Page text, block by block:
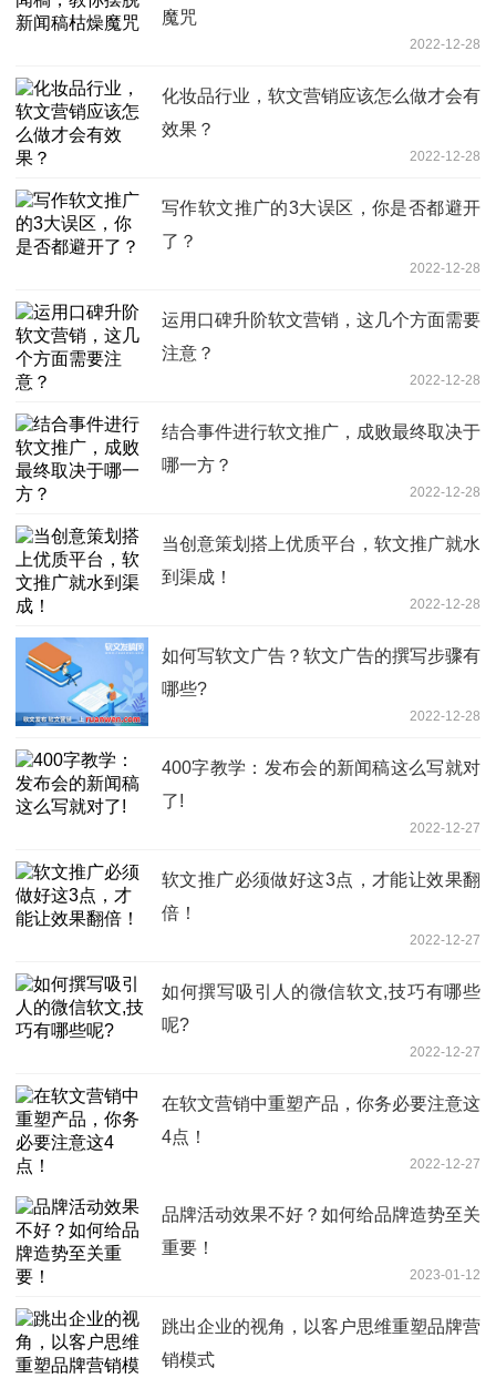
魔咒
2022-12-28
化妆品行业，软文营销应该怎么做才会有
效果？
2022-12-28
写作软文推广的3大误区，你是否都避开
了？
2022-12-28
运用口碑升阶软文营销，这几个方面需要
注意？
2022-12-28
结合事件进行软文推广，成败最终取决于
哪一方？
2022-12-28
当创意策划搭上优质平台，软文推广就水
到渠成！
2022-12-28
如何写软文广告？软文广告的撰写步骤有
哪些?
2022-12-28
400字教学：发布会的新闻稿这么写就对
了!
2022-12-27
软文推广必须做好这3点，才能让效果翻
倍！
2022-12-27
如何撰写吸引人的微信软文,技巧有哪些
呢?
2022-12-27
在软文营销中重塑产品，你务必要注意这
4点！
2022-12-27
品牌活动效果不好？如何给品牌造势至关
重要！
2023-01-12
跳出企业的视角，以客户思维重塑品牌营
销模式